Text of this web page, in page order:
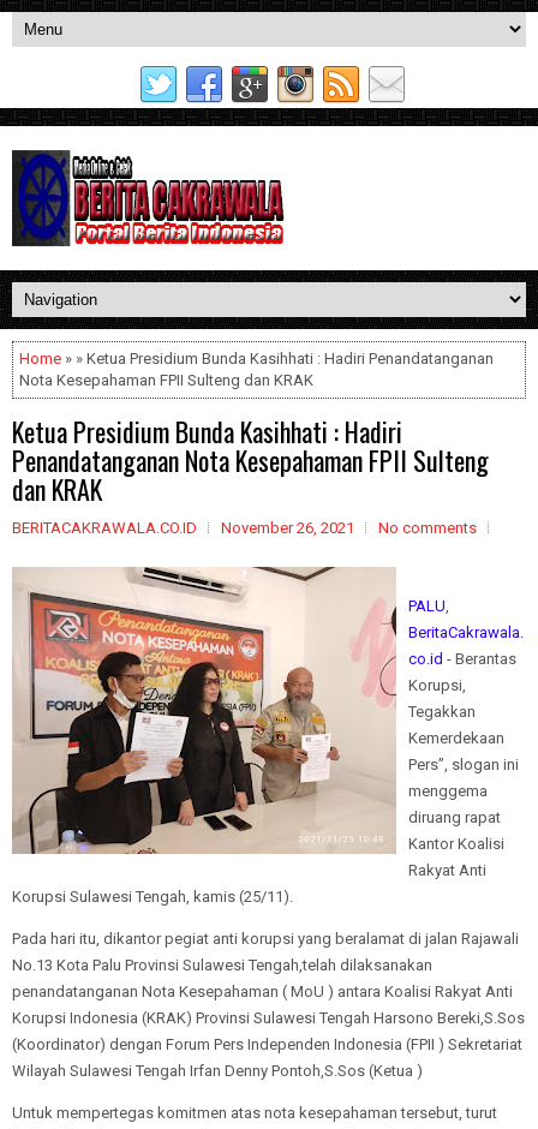
Home » » Ketua Presidium Bunda Kasihhati : Hadiri Penandatanganan
Nota Kesepahaman FPII Sulteng dan KRAK
Ketua Presidium Bunda Kasihhati : Hadiri
Penandatanganan Nota Kesepahaman FPII Sulteng
dan KRAK
BERITACAKRAWALA.CO.ID November 26, 2021 No comments
PALU,
BeritaCakrawala.
co.id - Berantas
Korupsi,
Tegakkan
Kemerdekaan
Pers”, slogan ini
menggema
diruang rapat
Kantor Koalisi
Rakyat Anti
Korupsi Sulawesi Tengah, kamis (25/11).
Pada hari itu, dikantor pegiat anti korupsi yang beralamat di jalan Rajawali
No.13 Kota Palu Provinsi Sulawesi Tengah,telah dilaksanakan
penandatanganan Nota Kesepahaman ( MoU ) antara Koalisi Rakyat Anti
Korupsi Indonesia (KRAK) Provinsi Sulawesi Tengah Harsono Bereki,S.Sos
(Koordinator) dengan Forum Pers Independen Indonesia (FPII ) Sekretariat
Wilayah Sulawesi Tengah Irfan Denny Pontoh,S.Sos (Ketua )
Untuk mempertegas komitmen atas nota kesepahaman tersebut, turut